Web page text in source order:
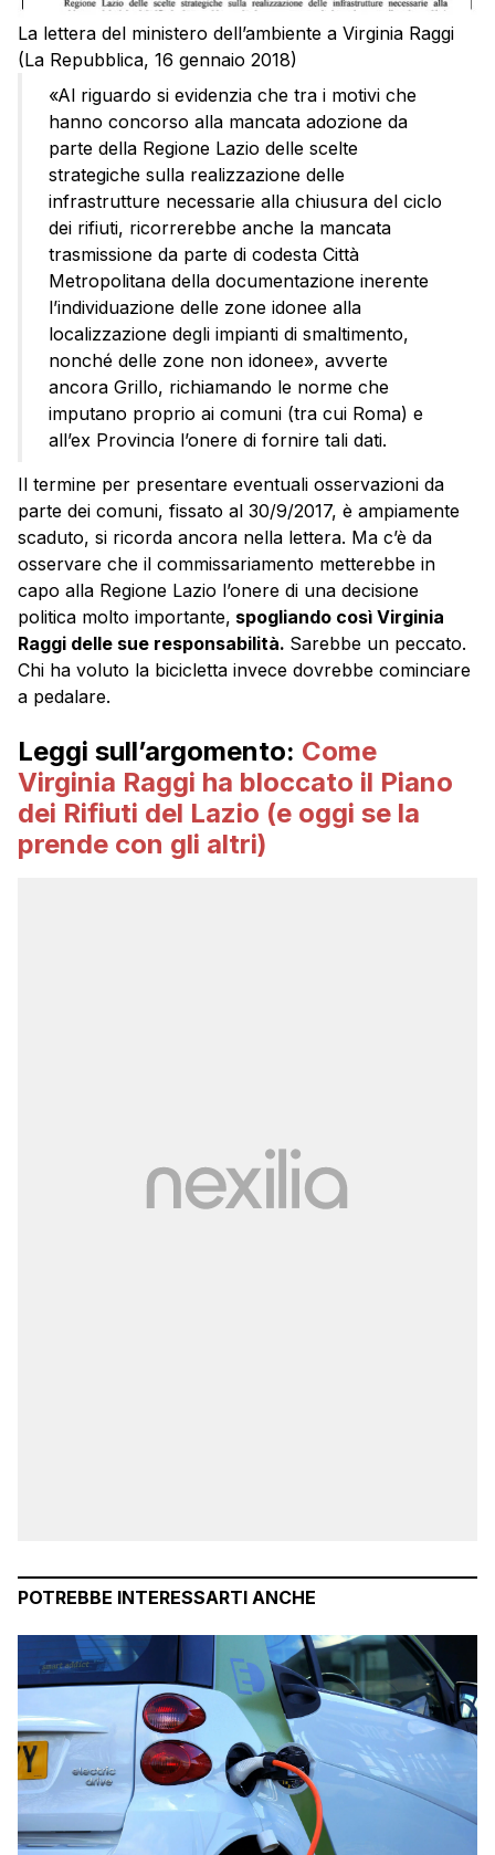
La lettera del ministero dell’ambiente a Virginia Raggi
(La Repubblica, 16 gennaio 2018)
«Al riguardo si evidenzia che tra i motivi che
hanno concorso alla mancata adozione da
parte della Regione Lazio delle scelte
strategiche sulla realizzazione delle
infrastrutture necessarie alla chiusura del ciclo
dei rifiuti, ricorrerebbe anche la mancata
trasmissione da parte di codesta Città
Metropolitana della documentazione inerente
l’individuazione delle zone idonee alla
localizzazione degli impianti di smaltimento,
nonché delle zone non idonee», avverte
ancora Grillo, richiamando le norme che
imputano proprio ai comuni (tra cui Roma) e
all’ex Provincia l’onere di fornire tali dati.
Il termine per presentare eventuali osservazioni da
parte dei comuni, fissato al 30/9/2017, è ampiamente
scaduto, si ricorda ancora nella lettera. Ma c’è da
osservare che il commissariamento metterebbe in
capo alla Regione Lazio l’onere di una decisione
politica molto importante, spogliando così Virginia
Raggi delle sue responsabilità. Sarebbe un peccato.
Chi ha voluto la bicicletta invece dovrebbe cominciare
a pedalare.
Leggi sull’argomento: Come
Virginia Raggi ha bloccato il Piano
dei Rifiuti del Lazio (e oggi se la
prende con gli altri)
POTREBBE INTERESSARTI ANCHE